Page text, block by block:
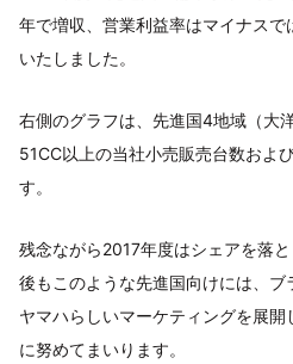
年で増収、営業利益率はマイナス
いたしました。
右側のグラフは、先進国4地域（大
51CC以上の当社小売販売台数およ
す。
残念ながら2017年度はシェアを落
後もこのような先進国向けには、ブ
ヤマハらしいマーケティングを展
に努めてまいります。